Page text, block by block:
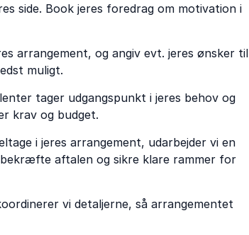
side. Book jeres foredrag om motivation i
arrangement, og angiv evt. jeres ønsker til
muligt.
tager udgangspunkt i jeres behov og
krav og budget.
i jeres arrangement, udarbejder vi en
aftalen og sikre klare rammer for
vi detaljerne, så arrangementet